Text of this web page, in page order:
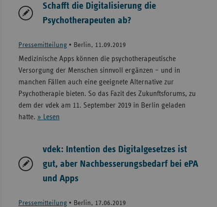
Schafft die Digitalisierung die
Psychotherapeuten ab?
Pressemitteilung• Berlin, 11.09.2019
Medizinische Apps können die psychotherapeutische
Versorgung der Menschen sinnvoll ergänzen – und in
manchen Fällen auch eine geeignete Alternative zur
Psychotherapie bieten. So das Fazit des Zukunftsforums, zu
dem der vdek am 11. September 2019 in Berlin geladen
hatte. » Lesen
vdek: Intention des Digitalgesetzes ist
gut, aber Nachbesserungsbedarf bei ePA
und Apps
Pressemitteilung• Berlin, 17.06.2019